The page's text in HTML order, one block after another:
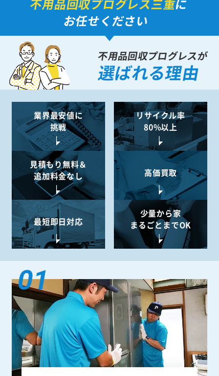
不用品回収プログレス三重に
お任せください
不用品回収プログレスが
選ばれる理由
業界最安値に
挑戦
リサイクル率
80%以上
見積もり無料＆
追加料金なし
高価買取
最短即日対応
少量から家
まるごとまでOK